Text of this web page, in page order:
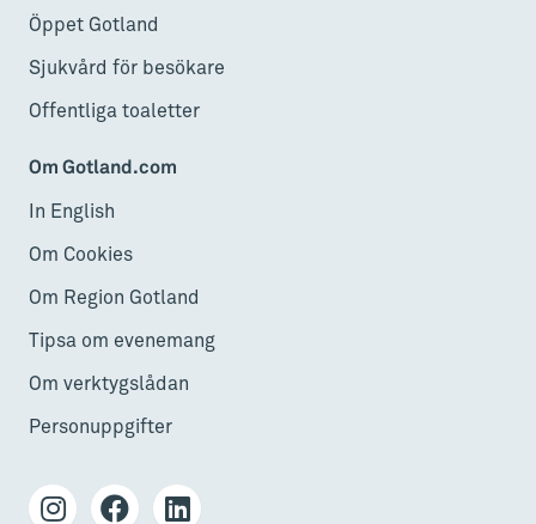
Öppet Gotland
Sjukvård för besökare
Offentliga toaletter
Om Gotland.com
In English
Om Cookies
Om Region Gotland
Tipsa om evenemang
Om verktygslådan
Personuppgifter